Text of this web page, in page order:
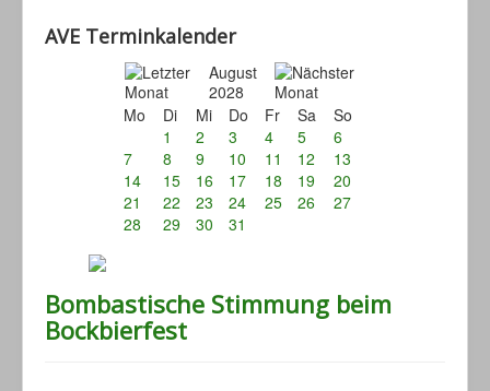
AVE Terminkalender
August
2028
Mo
Di Mi Do Fr Sa
So
1
2 3 4 5
6
7
8 9 10 11 12
13
14
15 16 17 18 19
20
21
22 23 24 25 26
27
28
29 30 31
Bombastische Stimmung beim
Bockbierfest